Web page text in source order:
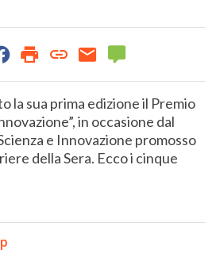
la sua prima edizione il Premio
in occasione dal
e Innovazione promosso
della Sera. Ecco i cinque